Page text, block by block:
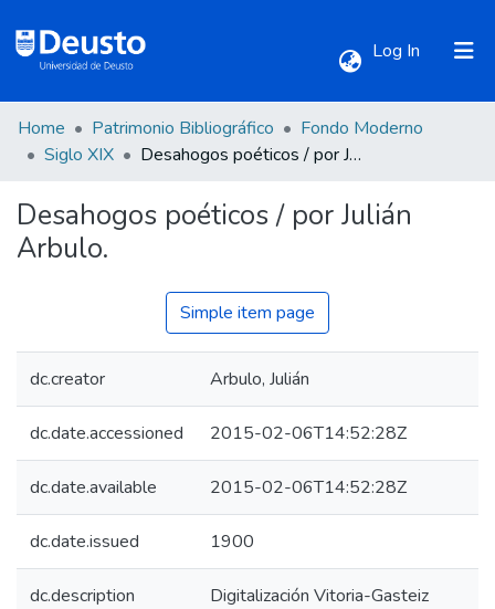
Log In (current)
Communities & Collections
All of DSpace
Home Patrimonio Bibliográfico
Fondo Moderno
Siglo XIX
Desahogos poéticos / por Julián Arbulo.
Desahogos poéticos / por Julián
Arbulo.
Simple item page
dc.creator Arbulo, Julián
dc.date.accessioned 2015-02-06T14:52:28Z
dc.date.available 2015-02-06T14:52:28Z
dc.date.issued 1900
dc.description
Digitalización Vitoria-Gasteiz